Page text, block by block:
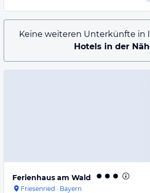
Keine weiteren Unterkünfte in
Hotels in der
Ferienhaus am Wald
Friesenried · Bayern